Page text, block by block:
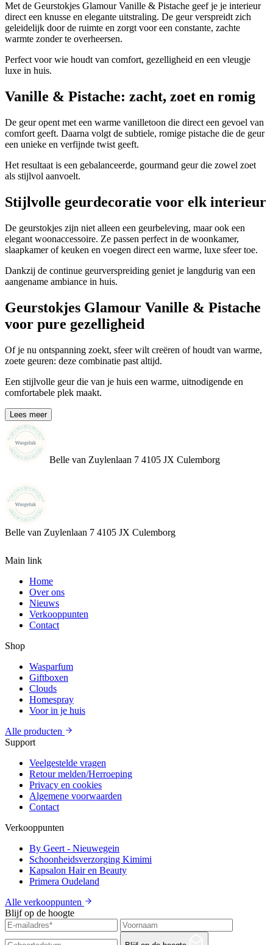
Met de Geurstokjes Glamour Vanille & Pistache geef je je interieur
direct een knusse en elegante uitstraling. De geur verspreidt zich
geleidelijk door de ruimte en zorgt voor een constante, zachte
warmte zonder te overheersen.
Perfect voor wie houdt van comfort, gezelligheid en een vleugje
luxe in huis.
Vanille & Pistache: zacht, zoet en romig
De geur opent met een warme vanilletoon die direct een gevoel van
comfort geeft. Daarna volgt de subtiele, romige pistache die de geur
een unieke en verfijnde twist geeft.
Het resultaat is een gebalanceerde, gourmand geur die zowel zoet
als stijlvol aanvoelt.
Stijlvolle geurdecoratie voor elk interieur
De geurstokjes zijn niet alleen een geurbeleving, maar ook een
elegant woonaccessoire. Ze passen perfect in de woonkamer,
slaapkamer of keuken en voegen direct een warme, luxe sfeer toe.
Dankzij de continue geurverspreiding geniet je langdurig van een
aangename ambiance in huis.
Geurstokjes Glamour Vanille & Pistache
voor pure gezelligheid
Of je nu ontspanning zoekt, sfeer wilt creëren of houdt van warme,
zoete geuren: deze combinatie past altijd.
Een stijlvolle geur die van je huis een warme, uitnodigende en
comfortabele plek maakt.
Lees meer
Belle van Zuylenlaan 7 4105 JX Culemborg
Belle van Zuylenlaan 7 4105 JX Culemborg
Main link
Home
Over ons
Nieuws
Verkooppunten
Contact
Shop
Wasparfum
Giftboxen
Clouds
Homespray
Voor in je huis
Alle producten
Support
Veelgestelde vragen
Retour melden/Herroeping
Privacy en cookies
Algemene voorwaarden
Contact
Verkooppunten
By Geert - Nieuwegein
Schoonheidsverzorging Kimimi
Kapsalon Hair en Beauty
Primera Oudeland
Alle verkooppunten
Blijf op de hoogte